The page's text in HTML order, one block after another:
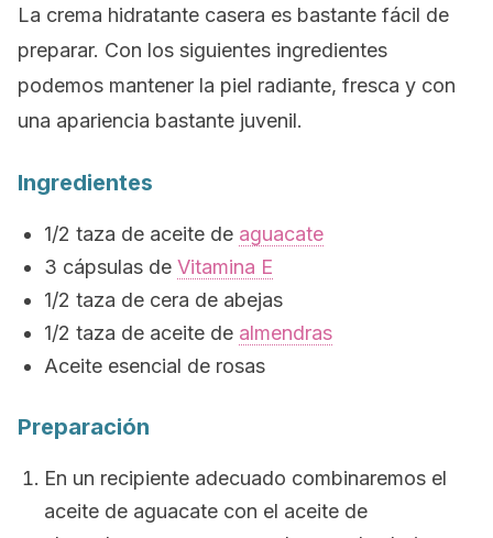
La crema hidratante casera es bastante fácil de
preparar. Con los siguientes ingredientes
podemos mantener la piel radiante, fresca y con
una apariencia bastante juvenil.
Ingredientes
1/2 taza de aceite de aguacate
3 cápsulas de Vitamina E
1/2 taza de cera de abejas
1/2 taza de aceite de almendras
Aceite esencial de rosas
Preparación
En un recipiente adecuado combinaremos el
aceite de aguacate con el aceite de